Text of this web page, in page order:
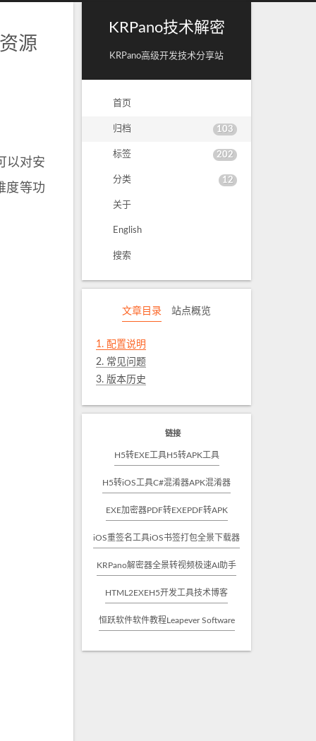
KRPano技术解密
KRPano高级开发技术分享站
首页
归档 103
标签 202
分类 12
关于
English
搜索
文章目录 站点概览
1. 配置说明
2. 常见问题
3. 版本历史
链接
H5转EXE工具H5转APK工具
H5转iOS工具C#混淆器APK混淆器
EXE加密器PDF转EXEPDF转APK
iOS重签名工具iOS书签打包全景下载器
KRPano解密器全景转视频极速AI助手
HTML2EXEH5开发工具技术博客
恒跃软件软件教程Leapever Software
源
以对安
度等功